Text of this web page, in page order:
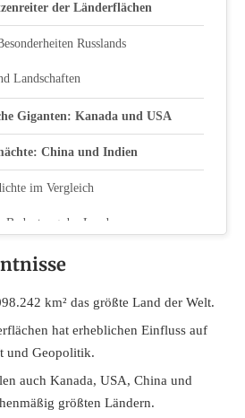
der Länderflächen
Russlands
Landschaften
Giganten: Kanada und USA
China und Indien
im Vergleich
der Landmasse
zur Bevölkerungszahl
Größenvergleich
km² das größte Land der Welt.
hat erheblichen Einfluss auf
und Geopolitik.
auch Kanada, USA, China und
größten Ländern.